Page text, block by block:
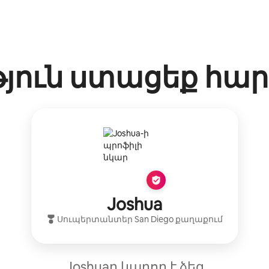
ստացեք
Joshua
Սուպերտանտեր San Diego քաղաքում